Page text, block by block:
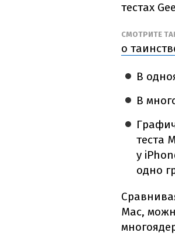
тестах
СМОТРИТЕ
о
В
В
теста
у
одно
Mac,